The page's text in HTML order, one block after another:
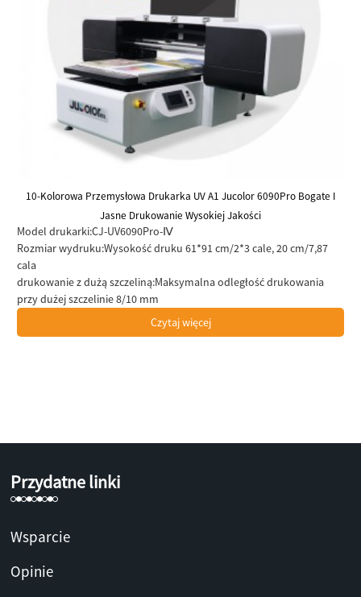
10-Kolorowa Przemysłowa Drukarka UV A1 Jucolor 6090Pro Bogate I
Jasne Drukowanie Wysokiej Jakości
Model drukarki:CJ-UV6090Pro-Ⅳ
Rozmiar wydruku:Wysokość druku 61*91 cm/2*3 cale, 20 cm/7,87
cala
drukowanie z dużą szczeliną:Maksymalna odległość drukowania
przy dużej szczelinie 8/10 mm
Czytaj więcej
Przydatne linki
Wsparcie
Opinie